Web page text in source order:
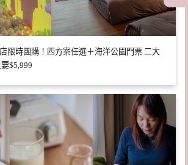
限時團購！四方案任選＋海洋公園門票 二大
$5,999